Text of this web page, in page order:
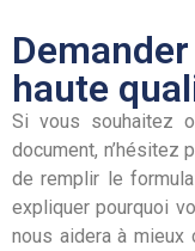
haute
Si vous souhaitez
document, n’hésitez
de remplir le
expliquer pourquoi
nous aidera à mieux